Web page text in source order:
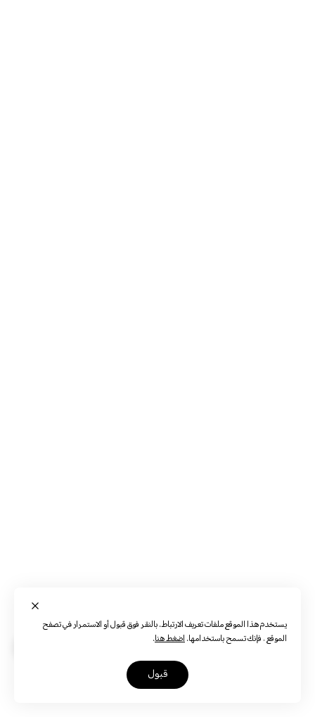
يستخدم هذا الموقع ملفات تعريف الارتباط. بالنقر فوق قبول أو الاستمرار في تصفح
الموقع ، فإنك تسمح باستخدامها.اضغط هنا.
قبول